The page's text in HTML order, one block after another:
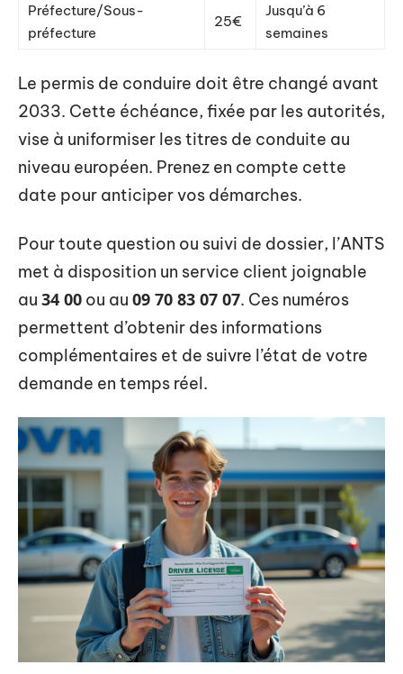
Préfecture/Sous-
préfecture
25€
Jusqu’à 6
semaines
Le permis de conduire doit être changé avant
2033. Cette échéance, fixée par les autorités,
vise à uniformiser les titres de conduite au
niveau européen. Prenez en compte cette
date pour anticiper vos démarches.
Pour toute question ou suivi de dossier, l’ANTS
met à disposition un service client joignable
au 34 00 ou au 09 70 83 07 07. Ces numéros
permettent d’obtenir des informations
complémentaires et de suivre l’état de votre
demande en temps réel.